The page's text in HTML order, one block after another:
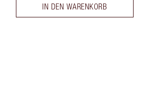
IN DEN WARENKORB